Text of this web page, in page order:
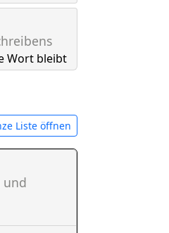
Wort bleibt
Liste öffnen
und